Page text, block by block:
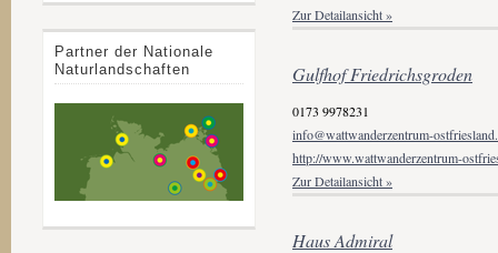
Zur Detailansicht »
Gulfhof Friedrichsgroden
0173 9978231
info@wattwanderzentrum-
http://www.wattwanderzentrum-
Zur Detailansicht »
Haus Admiral
Partner der Nationale
Naturlandschaften